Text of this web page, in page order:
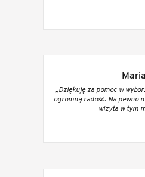
Maria
„Dziękuję za pomoc w
ogromną radość. Na pewno
wizyta w tym